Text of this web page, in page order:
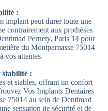
:
implant peut durer toute une
contrairement aux prothèses
Pernety, Paris 14 pour
du Montparnasse 75014
vos attentes.
:
et stables, offrant un confort
Vos Implants Dentaires
75014 au sein de Dentimad
sensation de sécurité et de